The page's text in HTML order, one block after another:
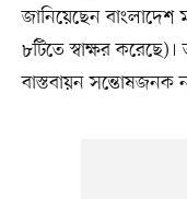
জানিয়েছেন
৮টিতে স্বাক্ষর
বাস্তবায়ন সন্তোষজনক